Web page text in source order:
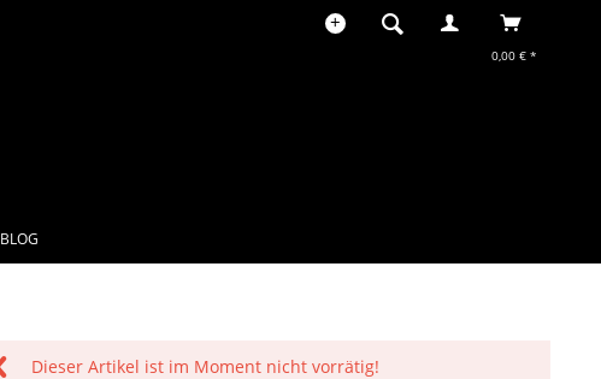
0,00 € *
BLOG
Dieser Artikel ist im Moment nicht vorrätig!